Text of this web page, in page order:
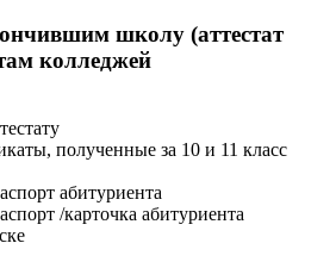
школу (аттестат
колледжей
полученные за 10 и 11 класс
абитуриента
/карточка абитуриента